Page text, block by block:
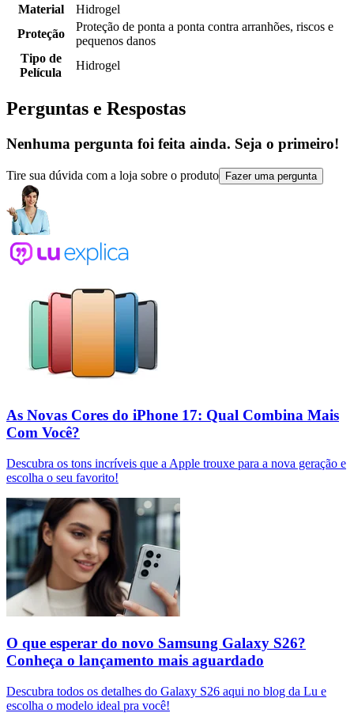
Material
Hidrogel
Proteção
Proteção de ponta a ponta contra arranhões, riscos e
pequenos danos
Tipo de
Película
Hidrogel
Perguntas e Respostas
Nenhuma pergunta foi feita ainda. Seja o primeiro!
Tire sua dúvida com a loja sobre o produto Fazer uma pergunta
As Novas Cores do iPhone 17: Qual Combina Mais
Com Você?
Descubra os tons incríveis que a Apple trouxe para a nova geração e
escolha o seu favorito!
O que esperar do novo Samsung Galaxy S26?
Conheça o lançamento mais aguardado
Descubra todos os detalhes do Galaxy S26 aqui no blog da Lu e
escolha o modelo ideal pra você!